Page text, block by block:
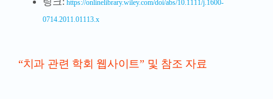
https://onlinelibrary.wiley.com/doi/abs/10.1111/j.1600-
0714.2011.01113.x
“치과 관련 학회 웹사이트” 및 참조 자료